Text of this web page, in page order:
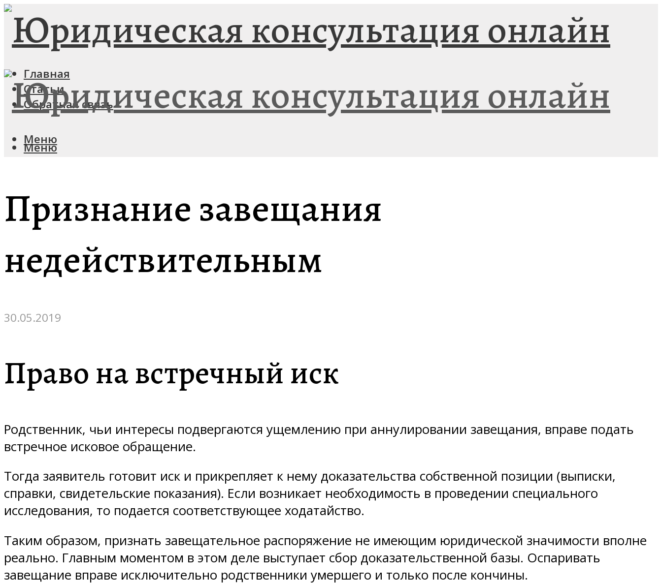
Главная
Статьи
Обратная связь
Меню
Меню
Признание завещания
недействительным
30.05.2019
Право на встречный иск
Родственник, чьи интересы подвергаются ущемлению при аннулировании завещания, вправе подать
встречное исковое обращение.
Тогда заявитель готовит иск и прикрепляет к нему доказательства собственной позиции (выписки,
справки, свидетельские показания). Если возникает необходимость в проведении специального
исследования, то подается соответствующее ходатайство.
Таким образом, признать завещательное распоряжение не имеющим юридической значимости вполне
реально. Главным моментом в этом деле выступает сбор доказательственной базы. Оспаривать
завещание вправе исключительно родственники умершего и только после кончины.